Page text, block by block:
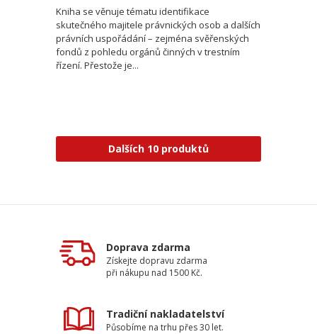
Kniha se věnuje tématu identifikace
skutečného majitele právnických osob a dalších
právních uspořádání – zejména svěřenských
fondů z pohledu orgánů činných v trestním
řízení. Přestože je...
Dalších 10 produktů
Doprava zdarma
Získejte dopravu zdarma
při nákupu nad 1500 Kč.
Tradiční nakladatelství
Působíme na trhu přes 30 let.